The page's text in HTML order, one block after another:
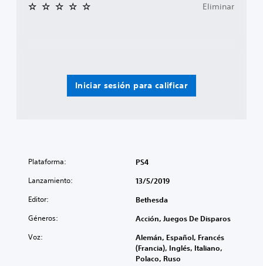
Iniciar sesión para calificar
Eliminar
Plataforma: PS4
Lanzamiento: 13/5/2019
Editor: Bethesda
Géneros: Acción, Juegos De Disparos
Voz:
Alemán, Español, Francés
(Francia), Inglés, Italiano,
Polaco, Ruso